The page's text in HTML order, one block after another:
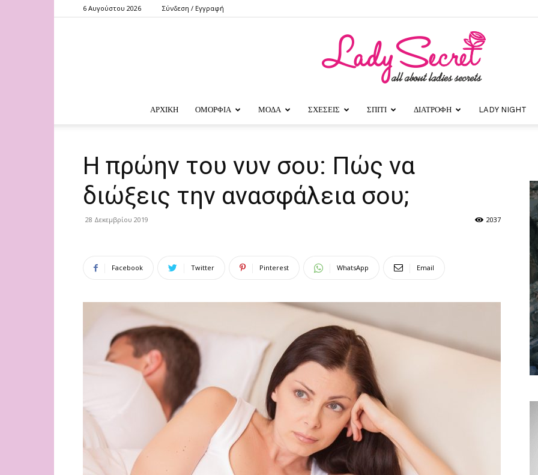
6 Αυγούστου 2026 Σύνδεση / Εγγραφή
Secret
ΑΡΧΙΚΗ ΟΜΟΡΦΙΑ ΜΟΔΑ ΣΧΕΣΕΙΣ ΣΠΙΤΙ ΔΙΑΤΡΟΦΗ LADY NIGHT
Η πρώην του νυν σου: Πώς να
διώξεις την ανασφάλεια σου;
28 Δεκεμβρίου 2019 2037
Facebook Twitter Pinterest WhatsApp Email